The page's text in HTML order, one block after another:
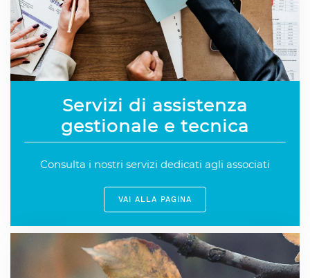
Servizi di assistenza
gestionale e tecnica
Consulta i nostri servizi dedicati agli associati
VAI ALLA PAGINA